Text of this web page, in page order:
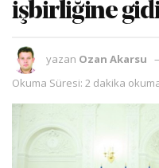
işbirliğine
yazan Ozan Akarsu
Okuma Süresi: 2 dakika